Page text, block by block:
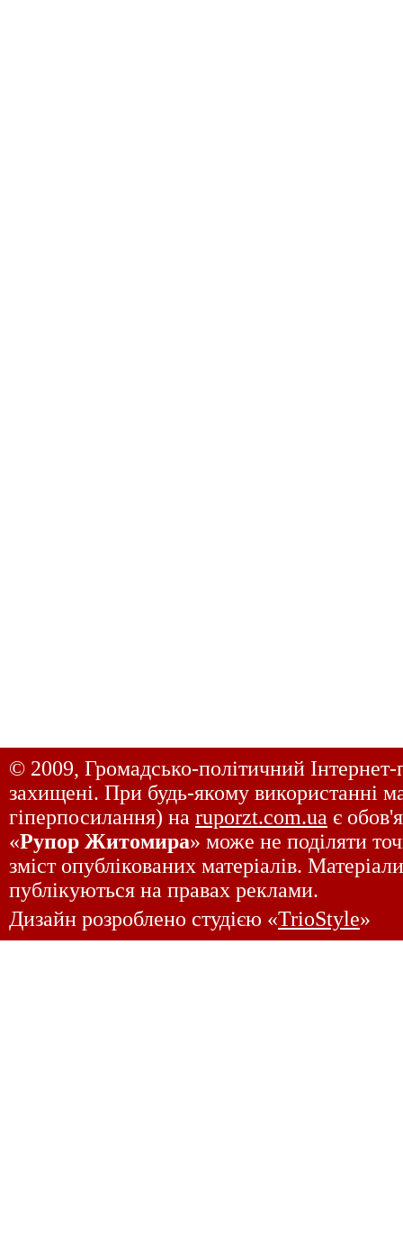
© 2009, Громадсько-політичний Інтернет-
захищені. При будь-якому використанні
гіперпосилання) на ruporzt.com.ua є
«Рупор Житомира» може не поділяти
зміст опублікованих матеріалів.
публікуються на правах реклами.
Дизайн розроблено студією «TrioStyle»